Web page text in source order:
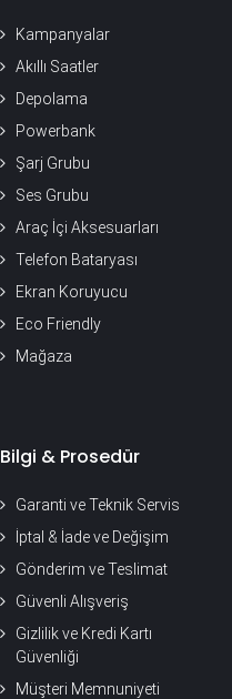
Kampanyalar
Akıllı Saatler
Depolama
Powerbank
Şarj Grubu
Ses Grubu
Araç İçi Aksesuarları
Telefon Bataryası
Ekran Koruyucu
Eco Friendly
Mağaza
Bilgi & Prosedür
Garanti ve Teknik Servis
İptal & İade ve Değişim
Gönderim ve Teslimat
Güvenli Alışveriş
Gizlilik ve Kredi Kartı
Güvenliği
Müşteri Memnuniyeti